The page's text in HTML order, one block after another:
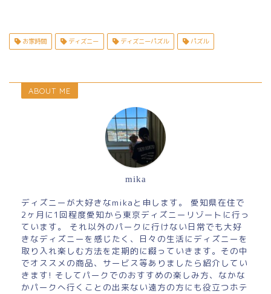
お家時間 ディズニー ディズニーパズル パズル
ABOUT ME
mika
ディズニーが大好きなmikaと申します。 愛知県在住で
2ヶ月に1回程度愛知から東京ディズニーリゾートに行っ
ています。 それ以外のパークに行けない日常でも大好
きなディズニーを感じたく、日々の生活にディズニーを
取り入れ楽しむ方法を定期的に綴っていきます。その中
でオススメの商品、サービス等ありましたら紹介してい
きます! そしてパークでのおすすめの楽しみ方、なかな
かパークへ行くことの出来ない遠方の方にも役立つホテ